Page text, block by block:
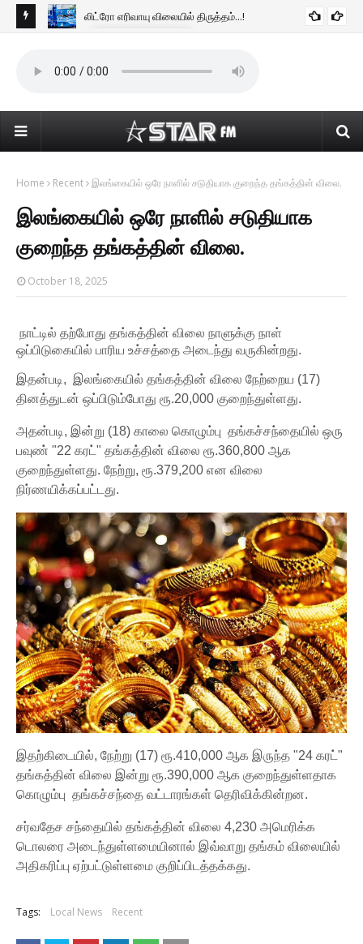
லிட்ரோ எரிவாயு விலையில் திருத்தம்...!
Home Recent இலங்கையில் ஒரே நாளில் சடுதியாக குறைந்த தங்கத்தின் விலை.
இலங்கையில் ஒரே நாளில் சடுதியாக
குறைந்த தங்கத்தின் விலை.
October 18, 2025
நாட்டில் தற்போது தங்கத்தின் விலை நாளுக்கு நாள்
ஒப்பிடுகையில் பாரிய உச்சத்தை அடைந்து வருகின்றது.
இதன்படி, இலங்கையில் தங்கத்தின் விலை நேற்றைய (17)
தினத்துடன் ஒப்பிடும்போது ரூ.20,000 குறைந்துள்ளது.
அதன்படி, இன்று (18) காலை கொழும்பு தங்கச்சந்தையில் ஒரு
பவுண் "22 கரட்" தங்கத்தின் விலை ரூ.360,800 ஆக
குறைந்துள்ளது. நேற்று, ரூ.379,200 என விலை
நிர்ணயிக்கப்பட்டது.
இதற்கிடையில், நேற்று (17) ரூ.410,000 ஆக இருந்த "24 கரட்"
தங்கத்தின் விலை இன்று ரூ.390,000 ஆக குறைந்துள்ளதாக
கொழும்பு தங்கச்சந்தை வட்டாரங்கள் தெரிவிக்கின்றன.
சர்வதேச சந்தையில் தங்கத்தின் விலை 4,230 அமெரிக்க
டொலரை அடைந்துள்ளமையினால் இவ்வாறு தங்கம் விலையில்
அதிகரிப்பு ஏற்பட்டுள்ளமை குறிப்பிடத்தக்கது.
Tags: Local News Recent